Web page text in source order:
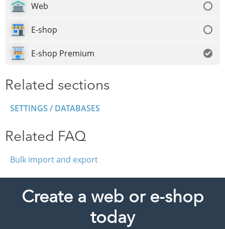
Web
E-shop
E-shop Premium
Related sections
SETTINGS / DATABASES
Related FAQ
Bulk import and export
Create a web or e-shop
today